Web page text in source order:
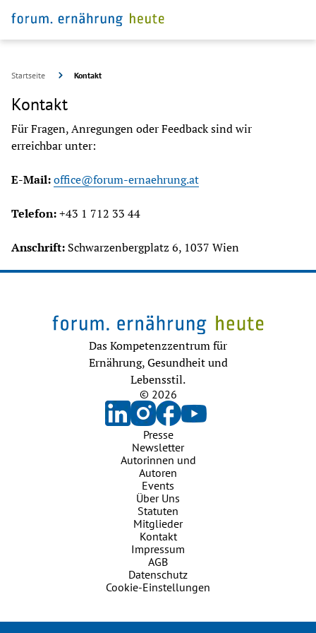
Startseite Kontakt
Kontakt
Für Fragen, Anregungen oder Feedback sind wir
erreichbar unter:
E-Mail:office@forum-ernaehrung.at
Telefon: +43 1 712 33 44
Anschrift: Schwarzenbergplatz 6, 1037 Wien
Das Kompetenzzentrum für
Ernährung, Gesundheit und
Lebensstil.
© 2026
Presse
Newsletter
Autorinnen und
Autoren
Events
Über Uns
Statuten
Mitglieder
Kontakt
Impressum
AGB
Datenschutz
Cookie-Einstellungen